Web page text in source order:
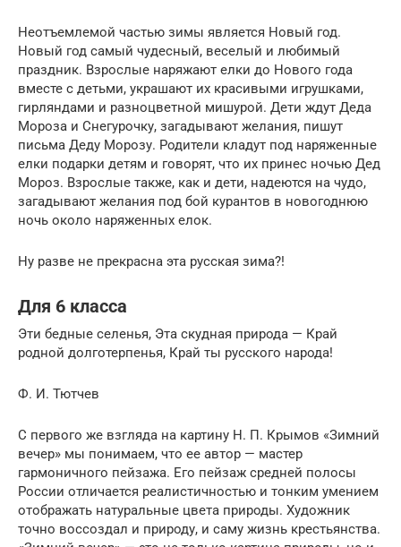
Неотъемлемой частью зимы является Новый год.
Новый год самый чудесный, веселый и любимый
праздник. Взрослые наряжают елки до Нового года
вместе с детьми, украшают их красивыми игрушками,
гирляндами и разноцветной мишурой. Дети ждут Деда
Мороза и Снегурочку, загадывают желания, пишут
письма Деду Морозу. Родители кладут под наряженные
елки подарки детям и говорят, что их принес ночью Дед
Мороз. Взрослые также, как и дети, надеются на чудо,
загадывают желания под бой курантов в новогоднюю
ночь около наряженных елок.
Ну разве не прекрасна эта русская зима?!
Для 6 класса
Эти бедные селенья, Эта скудная природа — Край
родной долготерпенья, Край ты русского народа!
Ф. И. Тютчев
С первого же взгляда на картину Н. П. Крымов «Зимний
вечер» мы понимаем, что ее автор — мастер
гармоничного пейзажа. Его пейзаж средней полосы
России отличается реалистичностью и тонким умением
отображать натуральные цвета природы. Художник
точно воссоздал и природу, и саму жизнь крестьянства.